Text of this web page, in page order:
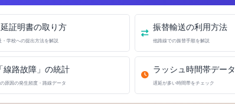
証明書の取り方
・学校への提出方法を解説
振替輸送の利用方法
他路線での振替手順を解説
線路故障」の統計
原因の発生頻度・路線データ
ラッシュ時間帯データ
遅延が多い時間帯をチェック